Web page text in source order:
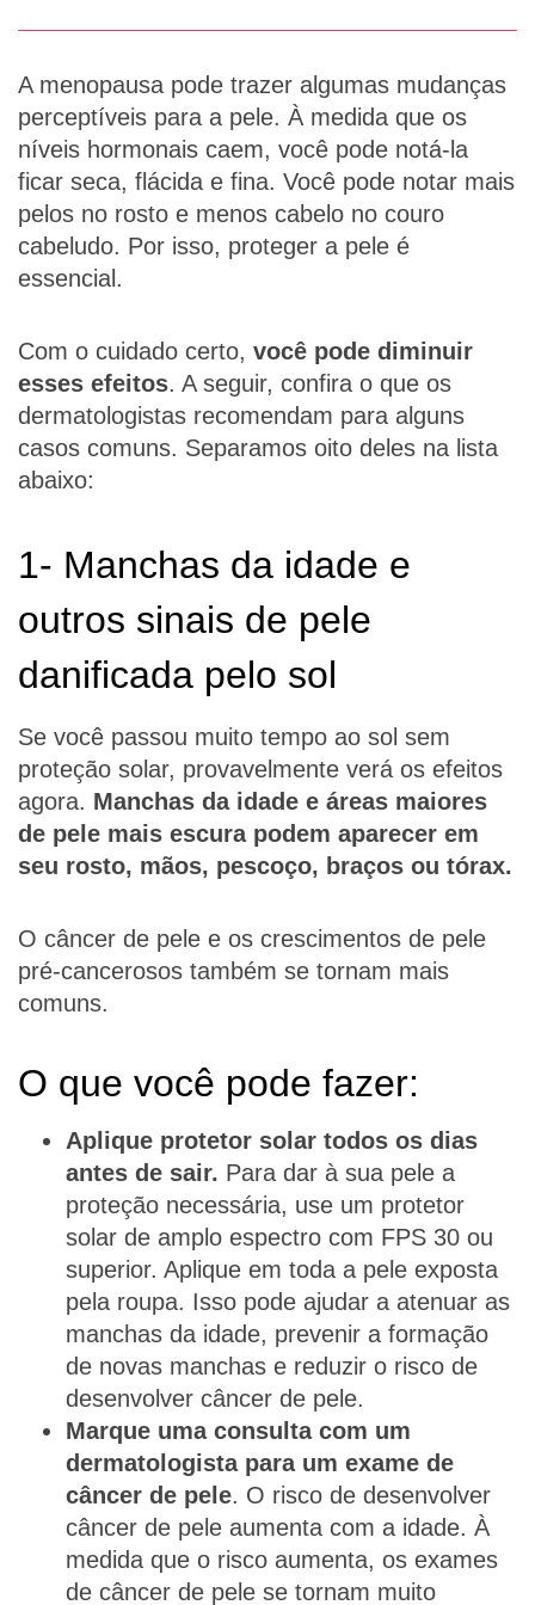
A menopausa pode trazer algumas mudanças
perceptíveis para a pele. À medida que os
níveis hormonais caem, você pode notá-la
ficar seca, flácida e fina. Você pode notar mais
pelos no rosto e menos cabelo no couro
cabeludo. Por isso, proteger a pele é
essencial.
Com o cuidado certo, você pode diminuir
esses efeitos. A seguir, confira o que os
dermatologistas recomendam para alguns
casos comuns. Separamos oito deles na lista
abaixo:
1- Manchas da idade e
outros sinais de pele
danificada pelo sol
Se você passou muito tempo ao sol sem
proteção solar, provavelmente verá os efeitos
agora. Manchas da idade e áreas maiores
de pele mais escura podem aparecer em
seu rosto, mãos, pescoço, braços ou tórax.
O câncer de pele e os crescimentos de pele
pré-cancerosos também se tornam mais
comuns.
O que você pode fazer:
Aplique protetor solar todos os dias
antes de sair. Para dar à sua pele a
proteção necessária, use um protetor
solar de amplo espectro com FPS 30 ou
superior. Aplique em toda a pele exposta
pela roupa. Isso pode ajudar a atenuar as
manchas da idade, prevenir a formação
de novas manchas e reduzir o risco de
desenvolver câncer de pele.
Marque uma consulta com um
dermatologista para um exame de
câncer de pele. O risco de desenvolver
câncer de pele aumenta com a idade. À
medida que o risco aumenta, os exames
de câncer de pele se tornam muito